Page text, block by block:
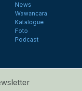
News
Wawancara
Katalogue
Foto
Podcast